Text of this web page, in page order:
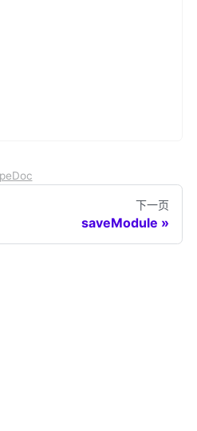
下一页
saveModule